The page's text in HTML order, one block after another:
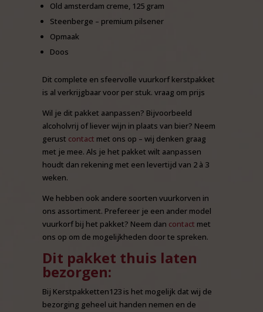
Old amsterdam creme, 125 gram
Steenberge – premium pilsener
Opmaak
Doos
Dit complete en sfeervolle vuurkorf kerstpakket
is al verkrijgbaar voor per stuk. vraag om prijs
Wil je dit pakket aanpassen? Bijvoorbeeld
alcoholvrij of liever wijn in plaats van bier? Neem
gerust contact met ons op – wij denken graag
met je mee. Als je het pakket wilt aanpassen
houdt dan rekening met een levertijd van 2 à 3
weken.
We hebben ook andere soorten vuurkorven in
ons assortiment. Prefereer je een ander model
vuurkorf bij het pakket? Neem dan contact met
ons op om de mogelijkheden door te spreken.
Dit pakket thuis laten
bezorgen:
Bij Kerstpakketten123 is het mogelijk dat wij de
bezorging geheel uit handen nemen en de